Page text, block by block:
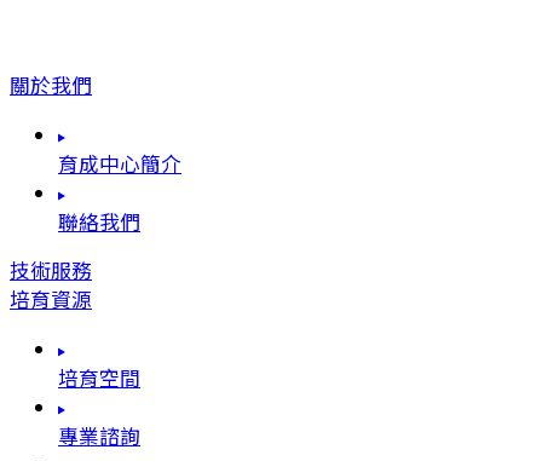
關於我們
育成中心簡介
聯絡我們
技術服務
培育資源
培育空間
專業諮詢